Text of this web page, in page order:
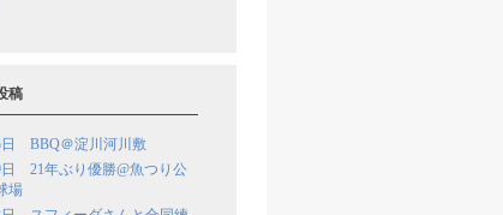
稿
日 BBQ＠淀川河川敷
日 21年ぶり優勝@魚つり公
場